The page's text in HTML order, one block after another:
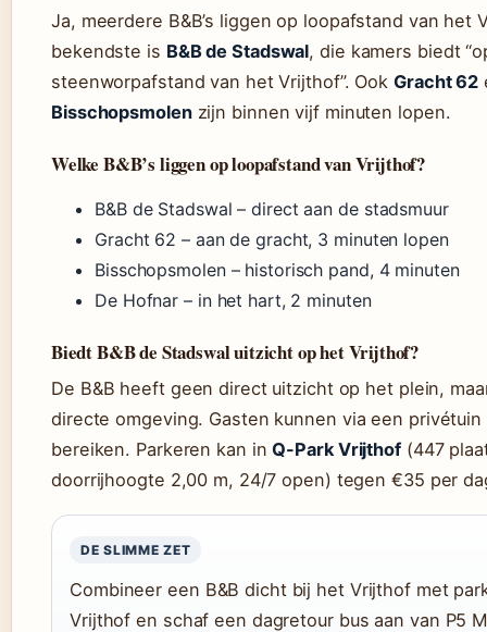
Ja, meerdere B&B’s liggen op loopafstand van het
bekendste is B&B de Stadswal, die kamers biedt
steenworpafstand van het Vrijthof”. Ook Gracht 62
Bisschopsmolenzijn binnen vijf minuten lopen.
Welke B&B’s liggen op loopafstand van Vrijthof?
B&B de Stadswal – direct aan de stadsmuur
Gracht 62 – aan de gracht, 3 minuten lopen
Bisschopsmolen – historisch pand, 4 minuten
De Hofnar – in het hart, 2 minuten
Biedt B&B de Stadswal uitzicht op het Vrijthof?
De B&B heeft geen direct uitzicht op het plein,
directe omgeving. Gasten kunnen via een
bereiken. Parkeren kan inQ-Park Vrijthof(447
doorrijhoogte 2,00 m, 24/7 open) tegen €35 per
DE SLIMME ZET
Combineer een B&B dicht bij het Vrijthof met
Vrijthof en schaf een dagretour bus aan van P5